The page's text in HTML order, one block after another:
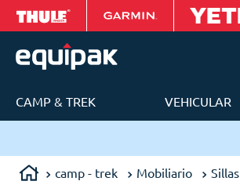
CAMP & TREK VEHICULAR
camp - trek Mobiliario Sillas